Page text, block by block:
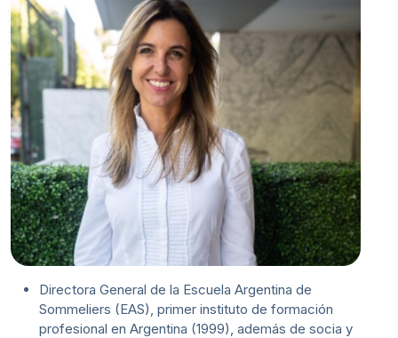
Directora General de la Escuela Argentina de
Sommeliers (EAS), primer instituto de formación
profesional en Argentina (1999), además de socia y